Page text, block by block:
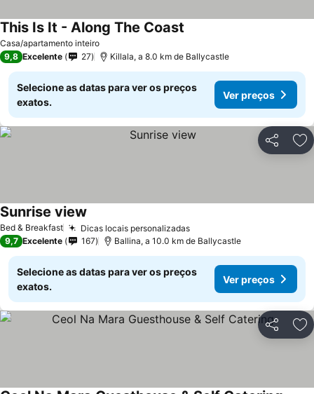
Casa/apartamento inteiro
This Is It - Along The Coast
9,8 Excelente 27 Killala, a 8.0 km de Ballycastle
Selecione as datas para ver os preços
exatos.
Ver preços
Partilhar
Bed & Breakfast Dicas locais personalizadasVer preços
Sunrise view
9,7 Excelente 167 Ballina, a 10.0 km de Ballycastle
Selecione as datas para ver os preços
exatos.
Ver preços
Partilhar